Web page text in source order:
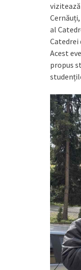
al
Catedrei
Acest
propus